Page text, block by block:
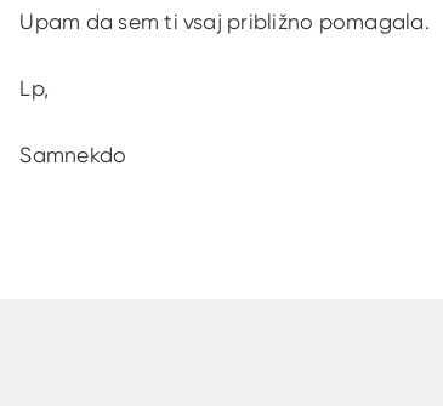
Upam da sem ti vsaj približno pomagala.
Lp,
Samnekdo